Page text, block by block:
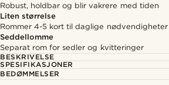
Robust, holdbar og blir vakrere med tiden
Liten størrelse
Rommer 4-5 kort til daglige nødvendigheter
Seddellomme
Separat rom for sedler og kvitteringer
BESKRIVELSE
SPESIFIKASJONER
BEDØMMELSER